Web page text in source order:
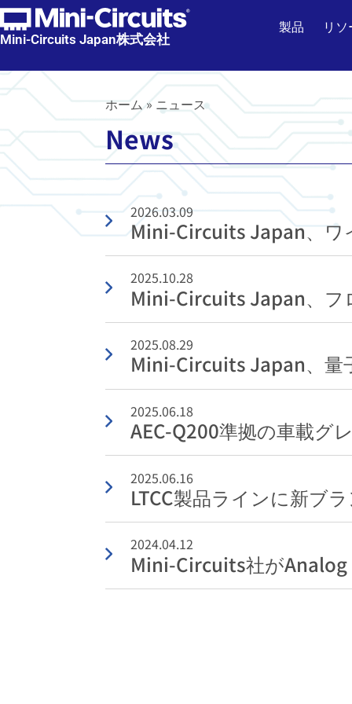
Mini-Circuits Japan株式会社
製品 リ
ホーム»ニュース
News
2026.03.09
Mini-Circuits Japan、ワ
2025.10.28
Mini-Circuits Japan、フ
2025.08.29
Mini-Circuits Japan、量
2025.06.18
AEC-Q200準拠の車載グ
2025.06.16
LTCC製品ラインに新ブ
2024.04.12
Mini-Circuits社がAnalog